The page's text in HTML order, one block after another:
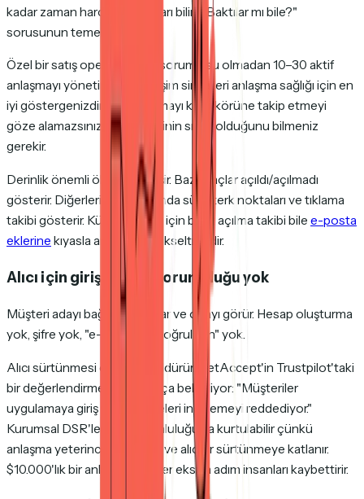
kadar zaman harcadı — bunları bilin. "Baktılar mı bile?"
sorusunun temel cevabı.
Özel bir satış operasyonları sorumlusu olmadan 10–30 aktif
anlaşmayı yönetirken, etkileşim sinyalleri anlaşma sağlığı için en
iyi göstergenizdir. Her anlaşmayı körü körüne takip etmeyi
göze alamazsınız — hangilerinin sıcak olduğunu bilmeniz
gerekir.
Derinlik önemli ölçüde değişir. Bazı araçlar açıldı/açılmadı
gösterir. Diğerleri sayfa bazında süre, terk noktaları ve tıklama
takibi gösterir. Küçük ekipler için basit açılma takibi bile e-posta
eklerine kıyasla anlamlı bir yükseltmedir.
Alıcı için giriş yapma zorunluluğu yok
Müşteri adayı bağlantıya tıklar ve odayı görür. Hesap oluşturma
yok, şifre yok, "e-postanızı doğrulayın" yok.
Alıcı sürtünmesi etkileşimi öldürür. GetAccept'in Trustpilot'taki
bir değerlendirmesinde açıkça belirtiliyor: "Müşteriler
uygulamaya giriş yapıp belgeleri incelemeyi reddediyor."
Kurumsal DSR'ler giriş zorunluluğuyla kurtulabilir çünkü
anlaşma yeterince büyüktür ve alıcılar sürtünmeye katlanır.
$10.000'lık bir anlaşma için her ekstra adım insanları kaybettirir.